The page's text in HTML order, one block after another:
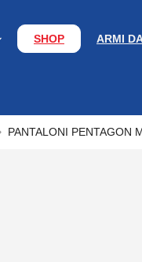
SHOP ARMI
PANTALONI PENTAGON